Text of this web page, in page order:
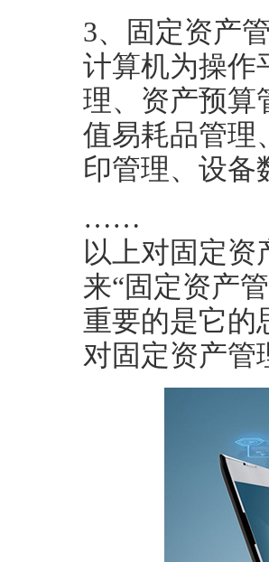
3、固 定资产
计算机为操作
理、资产预算
值易耗品管理
印管理、设备
……
以上对固定资
来“固定资产
重要的是它的
对固定资产管